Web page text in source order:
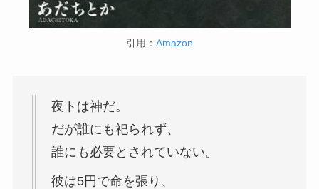
引用： Amazon
夜トは神だ。
だが誰にも祀られず、
誰にも必要とされていない。
彼は5円で命を張り、